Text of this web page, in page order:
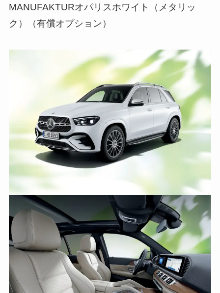
MANUFAKTURオパリスホワイト（メタリッ
ク）（有償オプション）